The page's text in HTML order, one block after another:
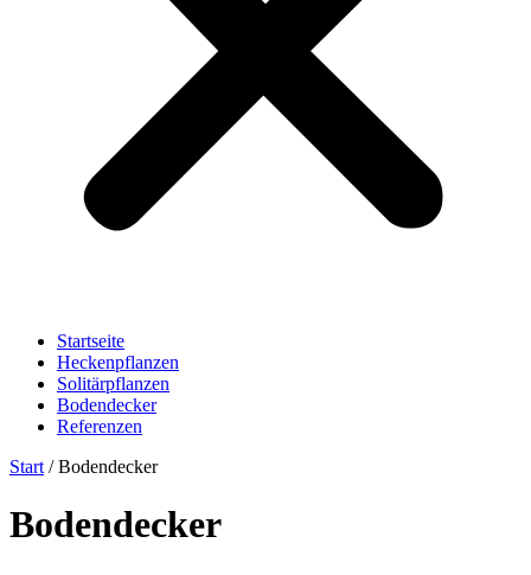
Startseite
Heckenpflanzen
Solitärpflanzen
Bodendecker
Referenzen
Start / Bodendecker
Bodendecker